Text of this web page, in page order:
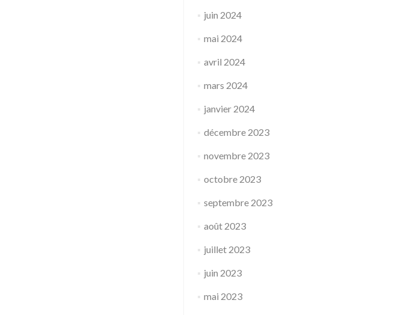
juin 2024
mai 2024
avril 2024
mars 2024
janvier 2024
décembre 2023
novembre 2023
octobre 2023
septembre 2023
août 2023
juillet 2023
juin 2023
mai 2023